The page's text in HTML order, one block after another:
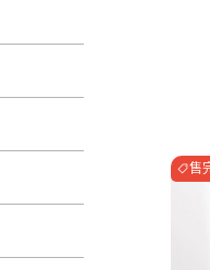
售